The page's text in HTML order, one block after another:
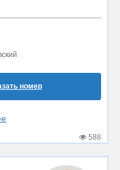
номер
588